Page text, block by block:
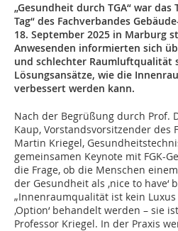
„Gesundheit durch TGA“ war das
Tag“ des Fachverbandes
18. September 2025 in Marburg
Anwesenden informierten sich
und schlechter Raumluftqualität
Lösungsansätze, wie die
verbessert werden kann.
Nach der Begrüßung durch Prof.
Kaup, Vorstandsvorsitzender des
Martin Kriegel,
gemeinsamen Keynote mit FGK-
die Frage, ob die Menschen
der Gesundheit als ‚nice to have‘
„Innenraumqualität ist kein
‚Option‘ behandelt werden – sie
Professor Kriegel. In der Praxis